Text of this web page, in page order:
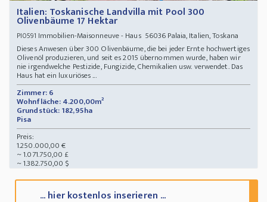
Italien: Toskanische Landvilla mit Pool 300
Olivenbäume 17 Hektar
PI0591 Immobilien-Maisonneuve - Haus 56036 Palaia, Italien, Toskana
Dieses Anwesen über 300 Olivenbäume, die bei jeder Ernte hochwertiges
Olivenöl produzieren, und seit es 2015 übernommen wurde, haben wir
nie irgendwelche Pestizide, Fungizide, Chemikalien usw. verwendet. Das
Haus hat ein luxuriöses ...
Zimmer: 6
Wohnfläche: 4.200,00m²
Grundstück: 182,95ha
Pisa
Preis:
1.250.000,00 €
~ 1.071.750,00 £
~ 1.382.750,00 $
... hier kostenlos inserieren ...